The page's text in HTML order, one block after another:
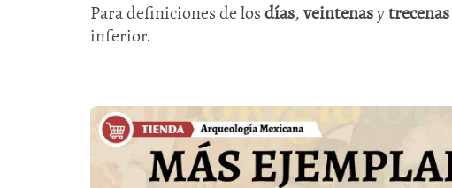
Para definiciones de losdías,veintenasytrecenas
inferior.